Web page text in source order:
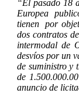
“El pasado 18
Europea
tienen por
dos contratos
intermodal de
desvíos por un
de suministro y
de
anuncio de